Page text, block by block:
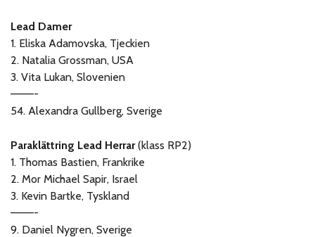
Lead Damer
1. Eliska Adamovska, Tjeckien
2. Natalia Grossman, USA
3. Vita Lukan, Slovenien
———-
54. Alexandra Gullberg, Sverige
Paraklättring Lead Herrar(klass RP2)
1. Thomas Bastien, Frankrike
2. Mor Michael Sapir, Israel
3. Kevin Bartke, Tyskland
———-
9. Daniel Nygren, Sverige